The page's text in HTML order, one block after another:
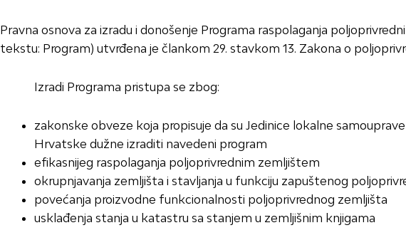
Pravna osnova za izradu i donošenje Programa raspolaganja
tekstu: Program) utvrđena je člankom 29. stavkom 13. Zakona o
Izradi Programa pristupa se zbog:
zakonske obveze koja propisuje da su Jedinice lokalne
Hrvatske dužne izraditi navedeni program
efikasnijeg raspolaganja poljoprivrednim zemljištem
okrupnjavanja zemljišta i stavljanja u funkciju zapuštenog
povećanja proizvodne funkcionalnosti poljoprivrednog zemljišta
usklađenja stanja u katastru sa stanjem u zemljišnim knjigama